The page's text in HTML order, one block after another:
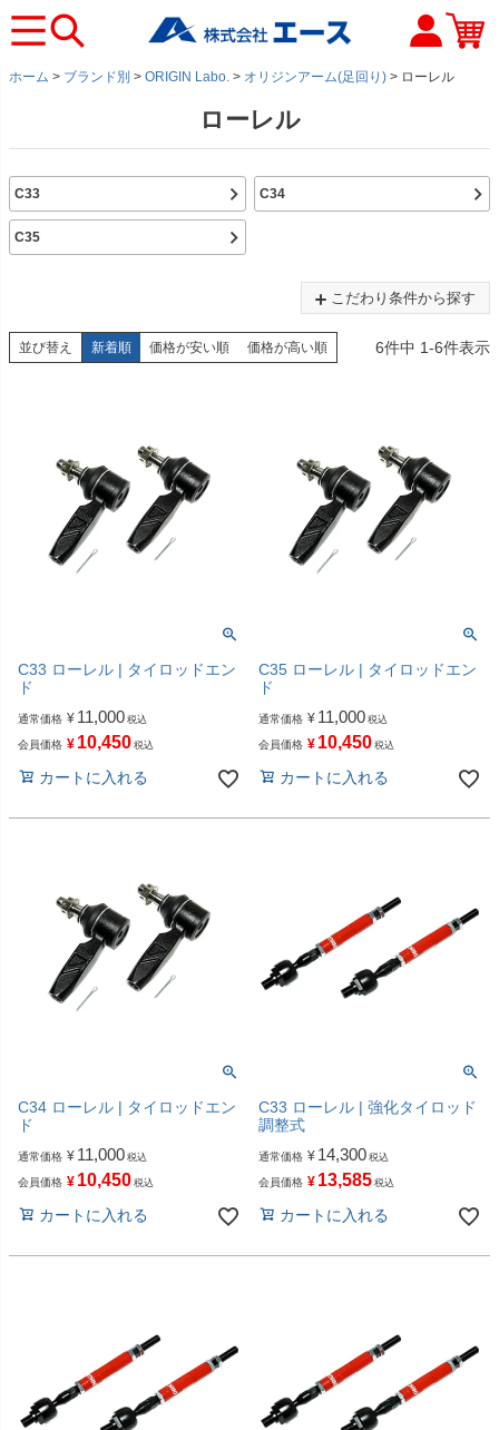
ホーム ブランド別 ORIGIN Labo. オリジンアーム(足回り) ローレル
ローレル
C33 C34
C35
こだわり条件から探す
並び替え 新着順 価格が安い順 価格が高い順 6件中 1-6件表示
C33 ローレル | タイロッドエン
ド
通常価格 ¥ 11,000 税込
会員価格 ¥ 10,450 税込
カートに入れる
C35 ローレル | タイロッドエン
ド
通常価格 ¥ 11,000 税込
会員価格 ¥ 10,450 税込
カートに入れる
C34 ローレル | タイロッドエン
ド
通常価格 ¥ 11,000 税込
会員価格 ¥ 10,450 税込
カートに入れる
C33 ローレル | 強化タイロッド
調整式
通常価格 ¥ 14,300 税込
会員価格 ¥ 13,585 税込
カートに入れる